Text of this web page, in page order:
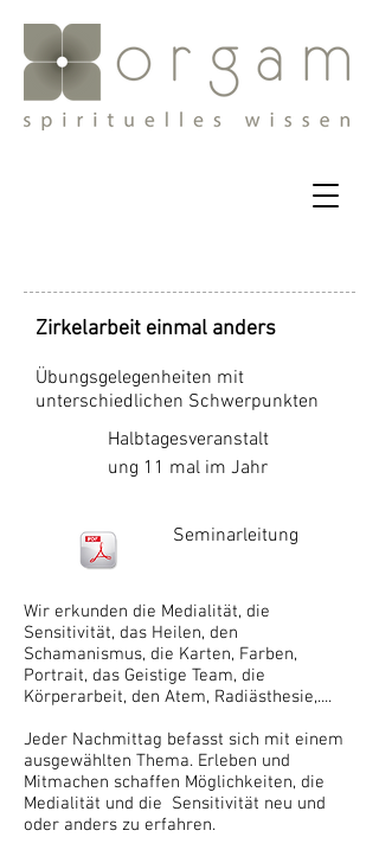
Zirkelarbeit einmal anders
Übungsgelegenheiten mit
unterschiedlichen Schwerpunkten
Halbtagesveranstalt
ung 11 mal im Jahr
Seminarleitung
Wir erkunden die Medialität, die
Sensitivität, das Heilen, den
Schamanismus, die Karten, Farben,
Portrait, das Geistige Team, die
Körperarbeit, den Atem, Radiästhesie,....
Jeder Nachmittag befasst sich mit einem
ausgewählten Thema. Erleben und
Mitmachen schaffen Möglichkeiten, die
Medialität und die Sensitivität neu und
oder anders zu erfahren.